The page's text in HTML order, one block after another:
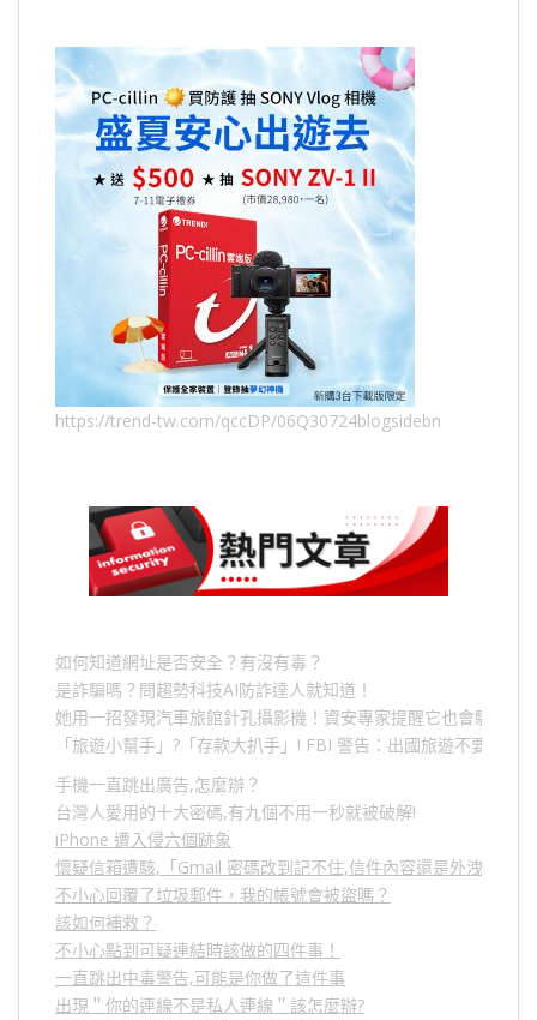
https://trend-tw.com/qccDP/06Q30724blogsidebn
如何知道網址是否安全？有沒有毒？
是詐騙嗎？問趨勢科技AI防詐達人就知道！
她用一招發現汽車旅館針孔攝影機！資安專家提醒它也會駭人成
「旅遊小幫手」 ? 「存款大扒手」 ! FBI 警告：出國旅遊不要做的
手機一直跳出廣告,怎麼辦？
台灣人愛用的十大密碼,有九個不用一秒就被破解!
iPhone 遭入侵六個跡象
懷疑信箱遭駭,「Gmail 密碼改到記不住,信件內容還是外洩？」,
不小心回覆了垃圾郵件，我的帳號會被盜嗎？
該如何補救？
不小心點到可疑連結時該做的四件事！
一直跳出中毒警告,可能是你做了這件事
出現＂你的連線不是私人連線＂該怎麼辦?